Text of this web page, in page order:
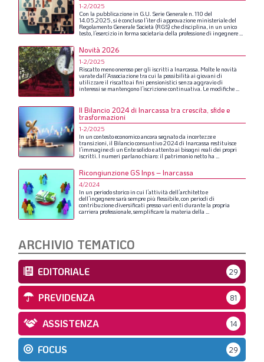
1-2/2025
Con la pubblicazionein G.U. Serie Generale n.110 del
14.05.2025,si èconcluso l’iterdi approvazione ministerialedel
Regolamento Generale Società (RGS) chedisciplina,in un unico
testo, l’esercizioin forma societaria della professionedi ingegnere...
Novità 2026
1-2/2025
Riscatto menooneroso pergli iscritti a Inarcassa. Molte le novità
varatedall’Associazione tra cui la possibilità ai giovani di
utilizzareil riscattoai fini pensionistici senza aggraviodi
interessi se mantengono l’iscrizionecontinuativa. Le modifiche...
Il Bilancio 2024 di Inarcassa tra crescita, sfide e
trasformazioni
1-2/2025
In un contestoeconomicoancora segnatoda incertezzee
transizioni,il Bilancioconsuntivo2024di Inarcassa restituisce
l’immaginedi un Entesolidoeattentoai bisogni reali dei propri
iscritti. I numeri parlanochiaro:il patrimonio netto ha ...
Ricongiunzione GS Inps – Inarcassa
4/2024
In un periodostoricoin cui l’attività dell’architettoe
dell’ingegneresarà sempre più flessibile,con periodi di
contribuzionediversificati pressovari enti durante la propria
carriera professionale,semplificare la materia della ...
ARCHIVIO TEMATICO
EDITORIALE 29
PREVIDENZA 81
ASSISTENZA 14
FOCUS 29